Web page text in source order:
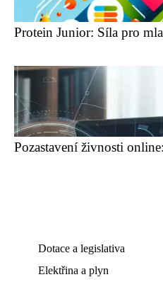
Protein Junior: Síla pro
Pozastavení živnosti
Dotace a legislativa
Elektřina a plyn